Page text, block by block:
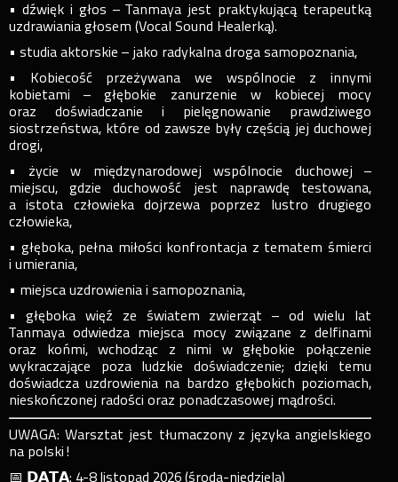
• dźwięk i głos – Tanmaya jest praktykującą terapeutką
uzdrawiania głosem (Vocal Sound Healerką).
• studia aktorskie – jako radykalna droga samopoznania,
• Kobiecość przeżywana we wspólnocie z innymi
kobietami – głębokie zanurzenie w kobiecej mocy
oraz doświadczanie i pielęgnowanie prawdziwego
siostrzeństwa, które od zawsze były częścią jej duchowej
drogi,
• życie w międzynarodowej wspólnocie duchowej –
miejscu, gdzie duchowość jest naprawdę testowana,
a istota człowieka dojrzewa poprzez lustro drugiego
człowieka,
• głęboka, pełna miłości konfrontacja z tematem śmierci
i umierania,
• miejsca uzdrowienia i samopoznania,
• głęboka więź ze światem zwierząt – od wielu lat
Tanmaya odwiedza miejsca mocy związane z delfinami
oraz końmi, wchodząc z nimi w głębokie połączenie
wykraczające poza ludzkie doświadczenie; dzięki temu
doświadcza uzdrowienia na bardzo głębokich poziomach,
nieskończonej radości oraz ponadczasowej mądrości.
UWAGA: Warsztat jest tłumaczony z języka angielskiego
na polski!
📅 𝗗𝗔𝗧𝗔: 4-8 listopad 2026 (środa-niedziela)